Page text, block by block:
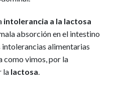
intolerancia a la lactosa
absorción en el intestino
intolerancias alimentarias
como vimos, por la
la lactosa.